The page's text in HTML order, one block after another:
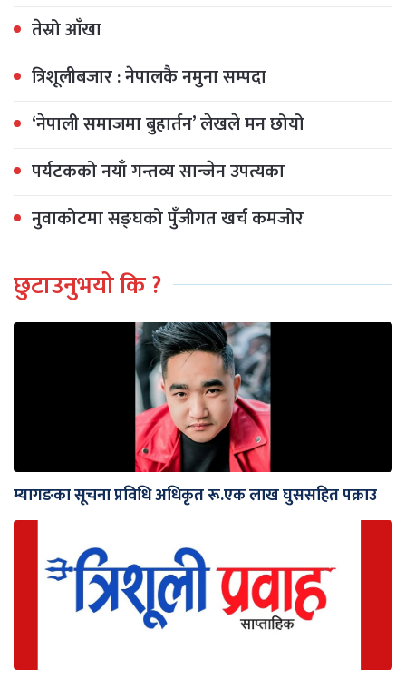
तेस्रो आँखा
त्रिशूलीबजार : नेपालकै नमुना सम्पदा
‘नेपाली समाजमा बुहार्तन’ लेखले मन छोयो
पर्यटकको नयाँ गन्तव्य सान्जेन उपत्यका
नुवाकोटमा सङ्घको पुँजीगत खर्च कमजोर
छुटाउनुभयो कि ?
म्यागङका सूचना प्रविधि अधिकृत रू.एक लाख घुससहित पक्राउ